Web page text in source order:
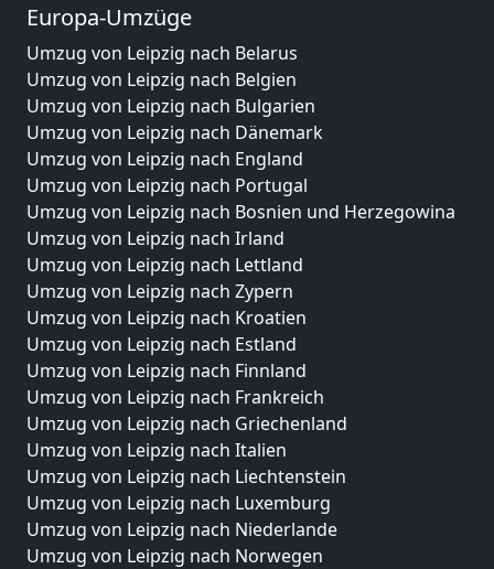
Europa-Umzüge
Umzug von Leipzig nach Belarus
Umzug von Leipzig nach Belgien
Umzug von Leipzig nach Bulgarien
Umzug von Leipzig nach Dänemark
Umzug von Leipzig nach England
Umzug von Leipzig nach Portugal
Umzug von Leipzig nach Bosnien und Herzegowina
Umzug von Leipzig nach Irland
Umzug von Leipzig nach Lettland
Umzug von Leipzig nach Zypern
Umzug von Leipzig nach Kroatien
Umzug von Leipzig nach Estland
Umzug von Leipzig nach Finnland
Umzug von Leipzig nach Frankreich
Umzug von Leipzig nach Griechenland
Umzug von Leipzig nach Italien
Umzug von Leipzig nach Liechtenstein
Umzug von Leipzig nach Luxemburg
Umzug von Leipzig nach Niederlande
Umzug von Leipzig nach Norwegen